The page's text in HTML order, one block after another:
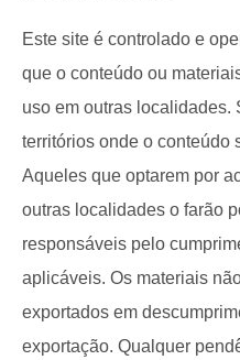
Este site é controlado e
que o conteúdo ou
uso em outras localidades.
territórios onde o conteúdo
Aqueles que optarem por
outras localidades o farão
responsáveis pelo
aplicáveis. Os materiais
exportados em
exportação. Qualquer